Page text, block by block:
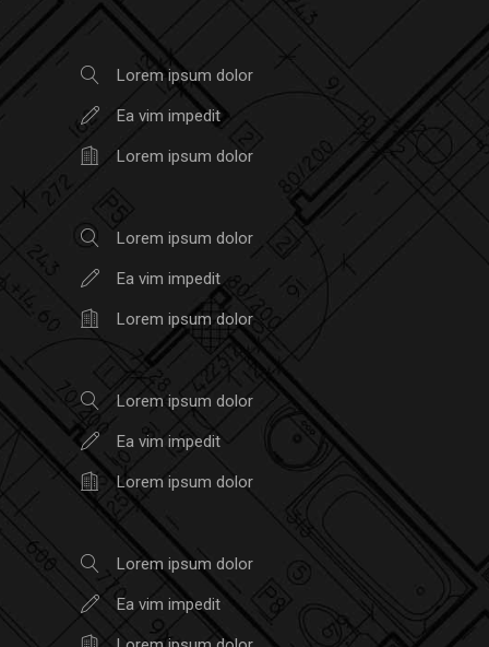
Lorem ipsum dolor
Ea vim impedit
Lorem ipsum dolor
Lorem ipsum dolor
Ea vim impedit
Lorem ipsum dolor
Lorem ipsum dolor
Ea vim impedit
Lorem ipsum dolor
Lorem ipsum dolor
Ea vim impedit